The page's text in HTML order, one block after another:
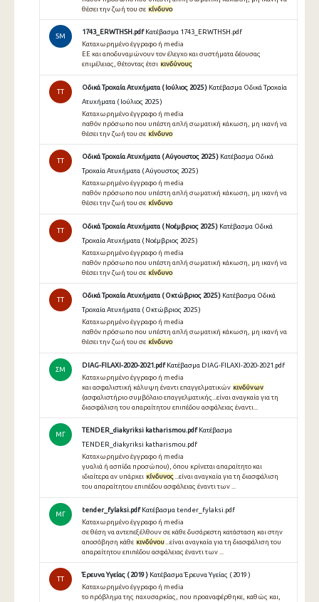
θέσει την ζωή του σε κίνδυνο
SM
1743_ERWTHSH.pdf Κατέβασμα 1743_ERWTHSH.pdf
Καταχωρημένο έγγραφο ή media
ΕΕ και αποδυναμώνουν τον έλεγχο και συστήματα δέουσας
επιμέλειας, θέτοντας έτσι κινδύνους
TT
Οδικά Τροχαία Ατυχήματα ( Ιούλιος 2025 ) Κατέβασμα Οδικά Τροχαία
Ατυχήματα ( Ιούλιος 2025 )
Καταχωρημένο έγγραφο ή media
παθόν πρόσωπο που υπέστη απλή σωματική κάκωση, μη ικανή να
θέσει την ζωή του σε κίνδυνο
TT
Οδικά Τροχαία Ατυχήματα ( Αύγουστος 2025 ) Κατέβασμα Οδικά
Τροχαία Ατυχήματα ( Αύγουστος 2025 )
Καταχωρημένο έγγραφο ή media
παθόν πρόσωπο που υπέστη απλή σωματική κάκωση, μη ικανή να
θέσει την ζωή του σε κίνδυνο
TT
Οδικά Τροχαία Ατυχήματα ( Νοέμβριος 2025 ) Κατέβασμα Οδικά
Τροχαία Ατυχήματα ( Νοέμβριος 2025 )
Καταχωρημένο έγγραφο ή media
παθόν πρόσωπο που υπέστη απλή σωματική κάκωση, μη ικανή να
θέσει την ζωή του σε κίνδυνο
TT
Οδικά Τροχαία Ατυχήματα ( Οκτώβριος 2025 ) Κατέβασμα Οδικά
Τροχαία Ατυχήματα ( Οκτώβριος 2025 )
Καταχωρημένο έγγραφο ή media
παθόν πρόσωπο που υπέστη απλή σωματική κάκωση, μη ικανή να
θέσει την ζωή του σε κίνδυνο
ΣΜ
DIAG-FILAXI-2020-2021.pdf Κατέβασμα DIAG-FILAXI-2020-2021.pdf
Καταχωρημένο έγγραφο ή media
και ασφαλιστική κάλυψη έναντι επαγγελματικών κινδύνων
(ασφαλιστήριο συμβόλαιο επαγγελματικής...είναι αναγκαία για τη
διασφάλιση του απαραίτητου επιπέδου ασφάλειας έναντι...
ΜΓ
TENDER_diakyriksi katharismou.pdf Κατέβασμα
TENDER_diakyriksi katharismou.pdf
Καταχωρημένο έγγραφο ή media
γυαλιά ή ασπίδα προσώπου), όπου κρίνεται απαραίτητο και
ιδιαίτερα αν υπάρχει κίνδυνος...είναι αναγκαία για τη διασφάλιση
του απαραίτητου επιπέδου ασφάλειας έναντι των ...
ΜΓ
tender_fylaksi.pdf Κατέβασμα tender_fylaksi.pdf
Καταχωρημένο έγγραφο ή media
σε θέση να αντεπεξέλθουν σε κάθε δυσάρεστη κατάσταση και στην
αποσόβηση κάθε κινδύνου ...είναι αναγκαία για τη διασφάλιση του
απαραίτητου επιπέδου ασφάλειας έναντι των ...
TT
Έρευνα Υγείας ( 2019 ) Κατέβασμα Έρευνα Υγείας ( 2019 )
Καταχωρημένο έγγραφο ή media
το πρόβλημα της παχυσαρκίας, που προαναφέρθηκε, καθώς και,